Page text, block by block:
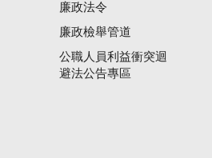
廉政法令
廉政檢舉管道
公職人員利益衝突迴
避法公告專區